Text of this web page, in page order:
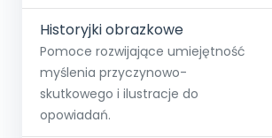
Historyjki obrazkowe
Pomoce rozwijające umiejętność
myślenia przyczynowo-
skutkowego i ilustracje do
opowiadań.